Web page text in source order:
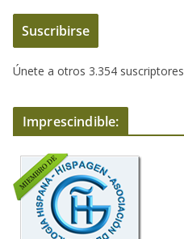
e
c
i
n
d
o
Suscribirse
Únete a otros 3.354 suscriptores
Imprescindible: